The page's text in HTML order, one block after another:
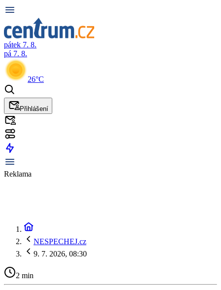
pátek 7. 8.
pá 7. 8.
26°C
Přihlášení
Reklama
NESPECHEJ.cz
9. 7. 2026, 08:30
2 min